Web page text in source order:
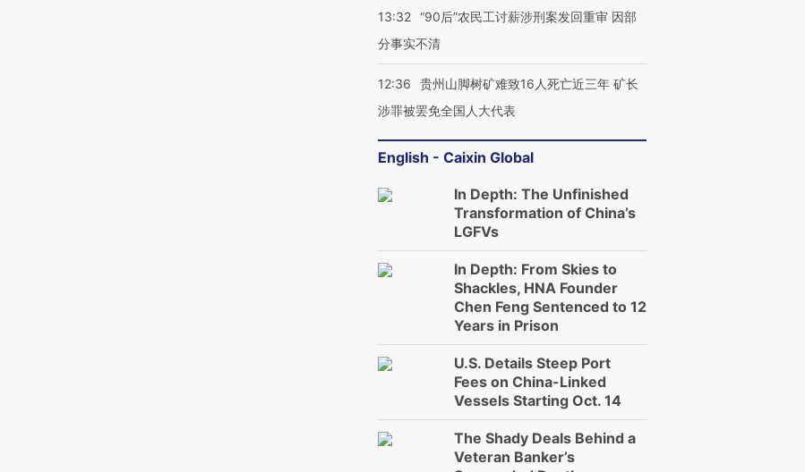
13:32 “90后”农民工讨薪涉刑案发回重审 因部
分事实不清
12:36
贵州山脚树矿难致16人死亡近三年 矿长
涉罪被罢免全国人大代表
English - Caixin Global
In Depth: The Unfinished
Transformation of China’s
LGFVs
In Depth: From Skies to
Shackles, HNA Founder
Chen Feng Sentenced to 12
Years in Prison
U.S. Details Steep Port
Fees on China-Linked
Vessels Starting Oct. 14
The Shady Deals Behind a
Veteran Banker’s